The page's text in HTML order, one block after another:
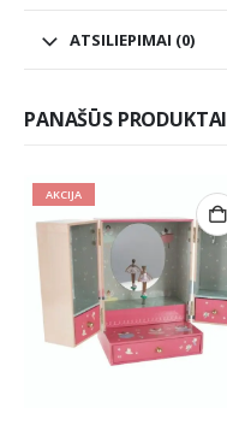
ATSILIEPIMAI (0)
PANAŠŪS PRODUKTAI
AKCIJA